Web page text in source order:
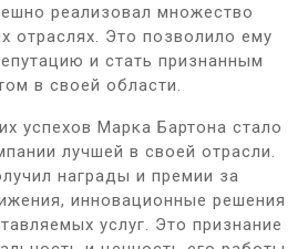
реализовал множество
отраслях. Это позволило ему
и стать признанным
в своей области.
успехов Марка Бартона стало
лучшей в своей отрасли.
награды и премии за
инновационные решения
услуг. Это признание